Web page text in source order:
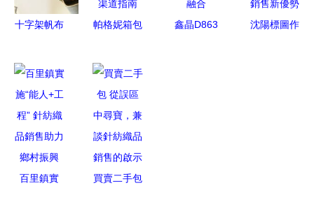
十字架帆布
院風潮流下
的時尚與實
用選擇
帕格妮箱包
費用、條件
與官方渠道
指南
鑫晶D863
沈陽標圖作
百里鎮實
買賣二手包